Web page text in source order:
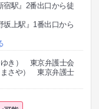
宿駅』2番出口から徒
坂上駅』1番出口から
ゆき） 東京弁護士会
まさや） 東京弁護士